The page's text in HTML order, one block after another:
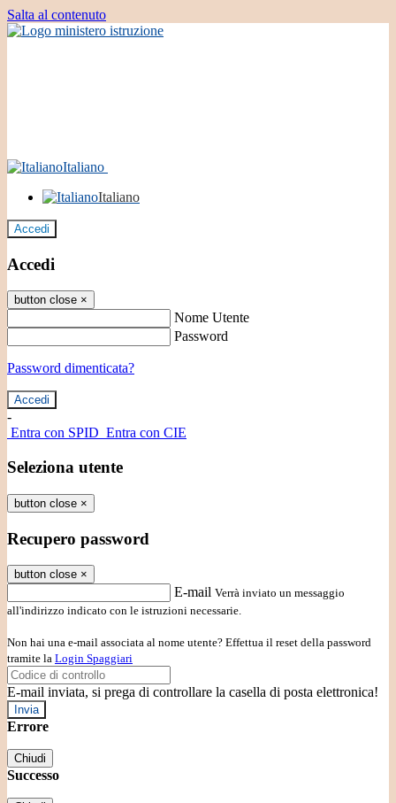
Salta al contenuto
Italiano
Italiano
Accedi
Accedi
button close ×
Nome Utente
Password
Password dimenticata?
-
Entra con SPID Entra con CIE
Seleziona utente
button close ×
Recupero password
button close ×
E-mail Verrà inviato un messaggio
all'indirizzo indicato con le istruzioni necessarie.
Non hai una e-mail associata al nome utente? Effettua il reset della password
tramite la Login Spaggiari
E-mail inviata, si prega di controllare la casella di posta elettronica!
Errore
Chiudi
Successo